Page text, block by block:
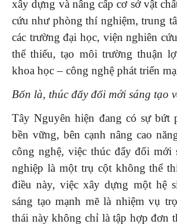
xây dựng và nâng cấp cơ sở vật
cứu như phòng thí nghiệm, trung
các trường đại học, viện nghiên
thể thiếu, tạo môi trường thuận
khoa học – công nghệ phát triển
Bốn là, thúc đẩy đổi mới sáng tạo
Tây Nguyên hiện đang có sự bứt
bền vững, bên cạnh nâng cao
công nghệ, việc thúc đẩy đổi mới
nghiệp là một trụ cột không thể
điều này, việc xây dựng một hệ
sáng tạo mạnh mẽ là nhiệm vụ
thái này không chỉ là tập hợp đơn